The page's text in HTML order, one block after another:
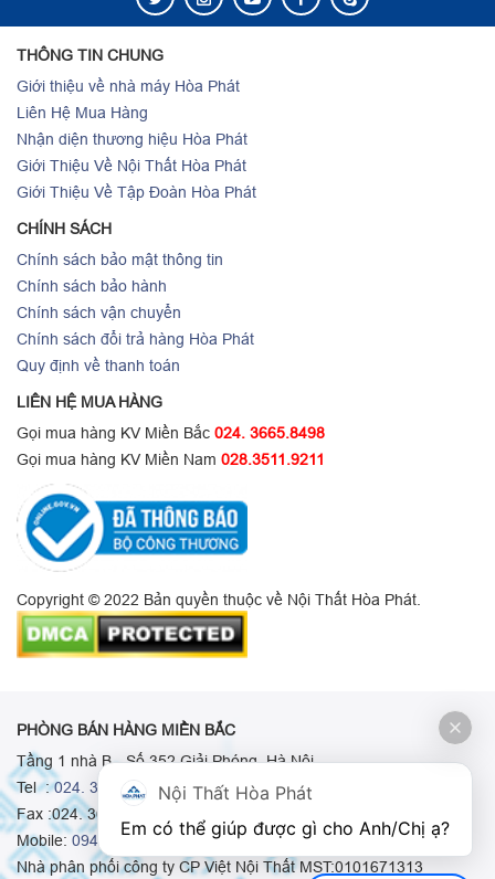
THÔNG TIN CHUNG
Giới thiệu về nhà máy Hòa Phát
Liên Hệ Mua Hàng
Nhận diện thương hiệu Hòa Phát
Giới Thiệu Về Nội Thất Hòa Phát
Giới Thiệu Về Tập Đoàn Hòa Phát
CHÍNH SÁCH
Chính sách bảo mật thông tin
Chính sách bảo hành
Chính sách vận chuyển
Chính sách đổi trả hàng Hòa Phát
Quy định về thanh toán
LIÊN HỆ MUA HÀNG
Gọi mua hàng KV Miền Bắc 024. 3665.8498
Gọi mua hàng KV Miền Nam 028.3511.9211
Copyright © 2022 Bản quyền thuộc về Nội Thất Hòa Phát.
PHÒNG BÁN HÀNG MIỀN BẮC
Tầng 1 nhà B - Số 352 Giải Phóng, Hà Nội
Tel :024. 3665 8498-024. 3665 8966-024. 3665 8993
Fax :024. 3664.9379
Mobile: 0948.511.555- 0973.375.668- 0942.155.688
Nhà phân phối công ty CP Việt Nội Thất MST:0101671313
Nội Thất Hòa Phát